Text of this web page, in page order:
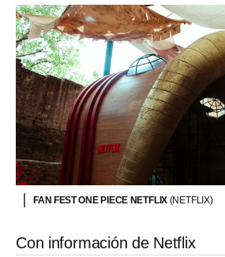
FAN FEST ONE PIECE NETFLIX (NETFLIX)
Con información de Netflix